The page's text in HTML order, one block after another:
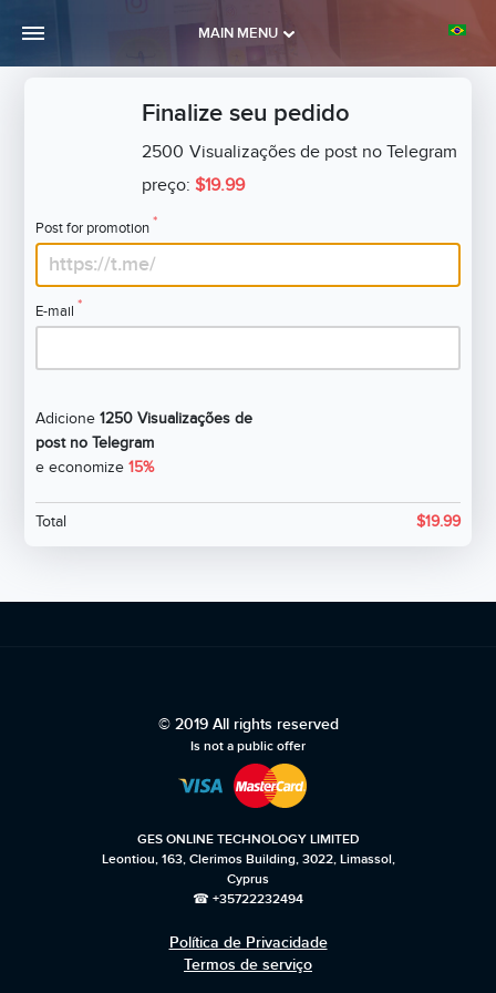
MAIN MENU
Finalize seu pedido
2500 Visualizações de post no Telegram
preço:$19.99
Post for promotion *
E-mail *
Adicione1250 Visualizações de
post no Telegram
e economize15%
Total $19.99
© 2019 All rights reserved
Is not a public offer
GES ONLINE TECHNOLOGY LIMITED
Leontiou, 163, Clerimos Building, 3022, Limassol,
Cyprus
☎ +35722232494
Política de Privacidade
Termos de serviço